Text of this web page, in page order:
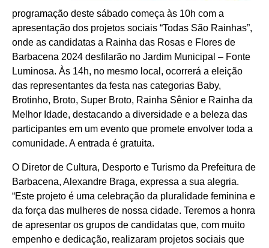
programação deste sábado começa às 10h com a
apresentação dos projetos sociais “Todas São Rainhas”,
onde as candidatas a Rainha das Rosas e Flores de
Barbacena 2024 desfilarão no Jardim Municipal – Fonte
Luminosa. Às 14h, no mesmo local, ocorrerá a eleição
das representantes da festa nas categorias Baby,
Brotinho, Broto, Super Broto, Rainha Sênior e Rainha da
Melhor Idade, destacando a diversidade e a beleza das
participantes em um evento que promete envolver toda a
comunidade. A entrada é gratuita.
O Diretor de Cultura, Desporto e Turismo da Prefeitura de
Barbacena, Alexandre Braga, expressa a sua alegria.
“Este projeto é uma celebração da pluralidade feminina e
da força das mulheres de nossa cidade. Teremos a honra
de apresentar os grupos de candidatas que, com muito
empenho e dedicação, realizaram projetos sociais que